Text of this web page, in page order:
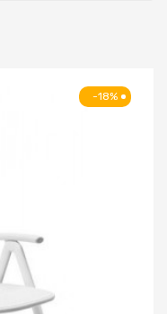
-18%